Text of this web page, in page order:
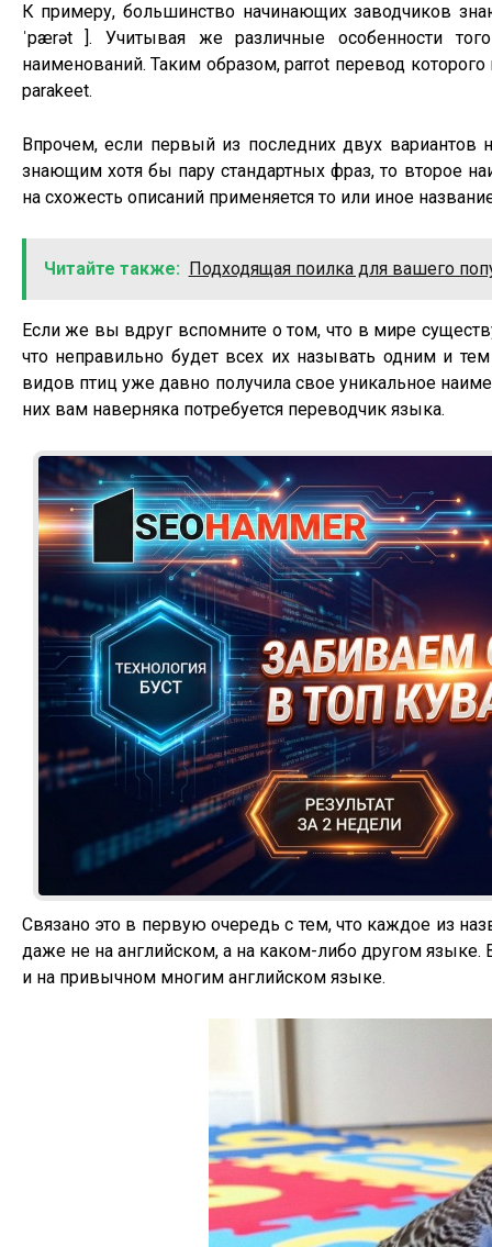
К примеру, большинство начинающих заводчиков
ˈpærət ]. Учитывая же различные особенности
наименований. Таким образом, parrot перевод
parakeet.
Впрочем, если первый из последних двух
знающим хотя бы пару стандартных фраз, то второе
на схожесть описаний применяется то или иное
Читайте также: Подходящая поилка для вашего
Если же вы вдруг вспомните о том, что в мире
что неправильно будет всех их называть одним и
видов птиц уже давно получила свое уникальное
них вам наверняка потребуется переводчик языка.
Связано это в первую очередь с тем, что каждое из
даже не на английском, а на каком-либо другом
и на привычном многим английском языке.